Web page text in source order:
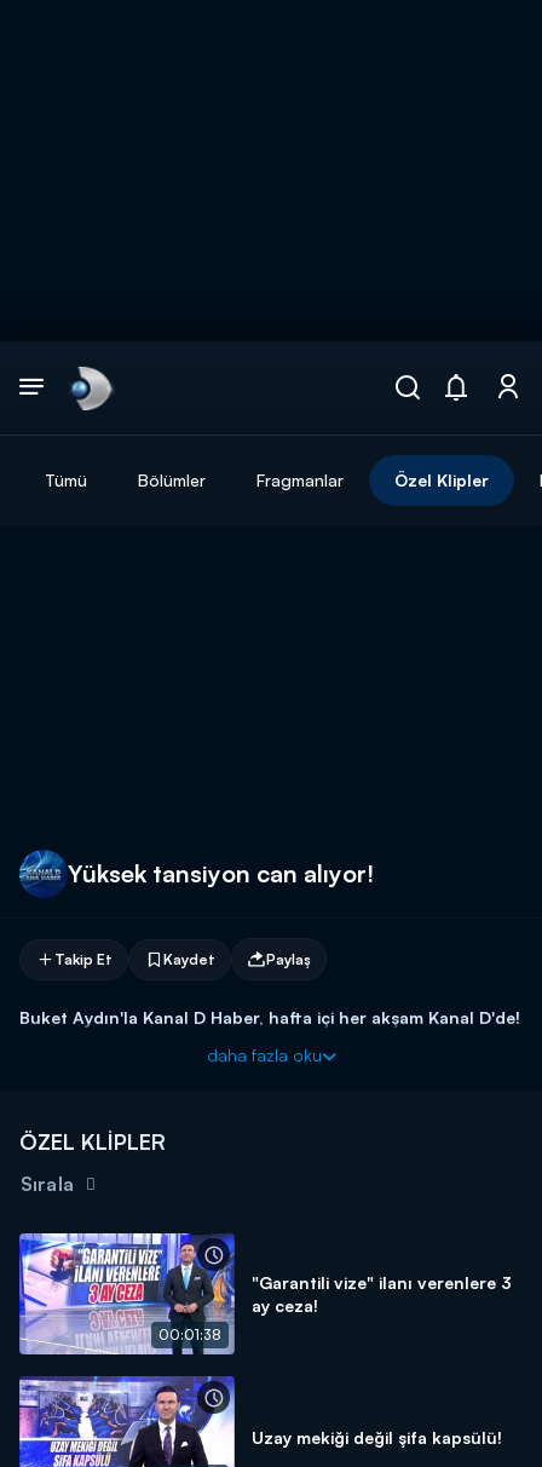
Tümü Bölümler Fragmanlar Özel Klipler
Yüksek tansiyon can alıyor!
Takip Et Kaydet Paylaş
Buket Aydın'la Kanal D Haber, hafta içi her akşam Kanal D'de!
daha fazla oku
ÖZEL KLİPLER
Sırala
00:01:38
"Garantili vize" ilanı verenlere 3
ay ceza!
Uzay mekiği değil şifa kapsülü!